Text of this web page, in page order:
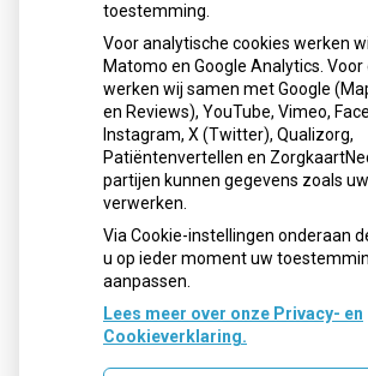
Openingstijden
Maandag:
08:00 - 17:30
08:00 - 17:30 uur
Woensdag:
08:00 - 17:30
Donderdag:
08:00 - 17:30 uur
08:00 - 17:30 uur
toestemming.
Voor analytische cookies werken
Matomo en Google Analytics.
werken wij samen met Google
en Reviews), YouTube, Vimeo,
Instagram, X (Twitter), Qualizorg,
Patiëntenvertellen en
partijen kunnen gegevens zoals
verwerken.
Via Cookie-instellingen onderaan
u op ieder moment uw
aanpassen.
Lees meer over onze Privacy- en
Cookieverklaring.